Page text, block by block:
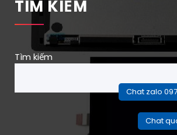
TÌM KIẾM
Tìm kiếm
Chat zalo
Chat